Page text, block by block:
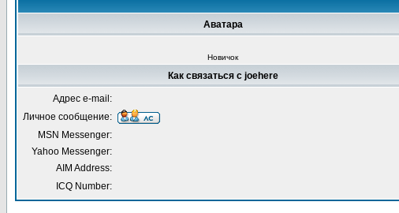
Аватара
Новичок
Как связаться с joehere
Адрес e-mail:
Личное сообщение:
MSN Messenger:
Yahoo Messenger:
AIM Address:
ICQ Number: